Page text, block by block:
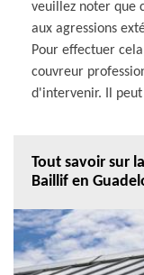
veuillez noter que
aux agressions
Pour effectuer
couvreur
d'intervenir. Il
Tout savoir sur
Baillif en